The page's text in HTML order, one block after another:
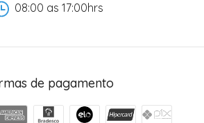
08:00 as 17:00hrs
de pagamento